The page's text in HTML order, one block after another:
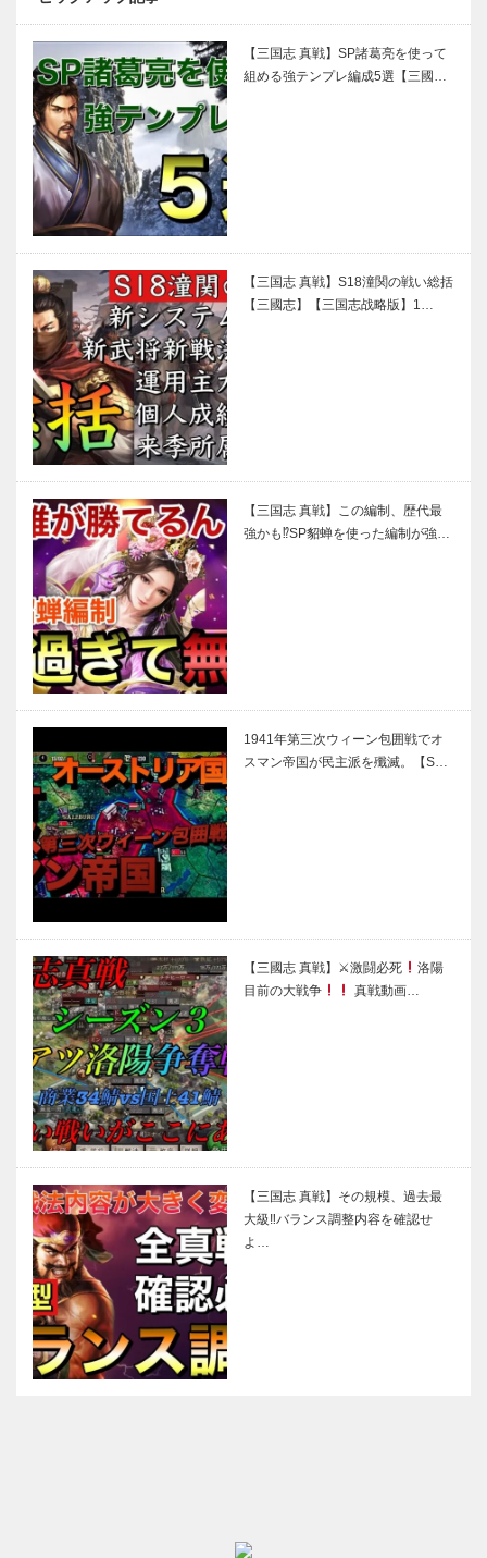
【三国志 真戦】SP諸葛亮を使って
組める強テンプレ編成5選【三國…
【三国志 真戦】S18潼関の戦い総括
【三國志】【三国志战略版】1…
【三国志 真戦】この編制、歴代最
強かも⁉SP貂蝉を使った編制が強…
1941年第三次ウィーン包囲戦でオ
スマン帝国が民主派を殲滅。【S…
【三國志 真戦】⚔激闘必死
洛陽
目前の大戦争
真戦動画…
【三国志 真戦】その規模、過去最
大級‼バランス調整内容を確認せ
よ…